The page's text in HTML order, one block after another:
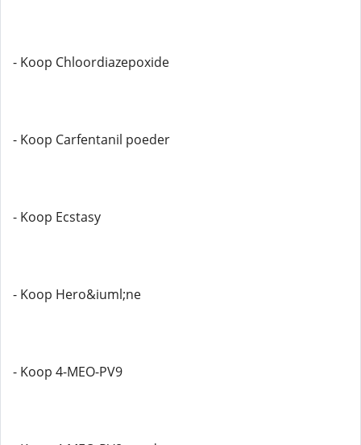
- Koop Chloordiazepoxide
- Koop Carfentanil poeder
- Koop Ecstasy
- Koop Hero&iuml;ne
- Koop 4-MEO-PV9